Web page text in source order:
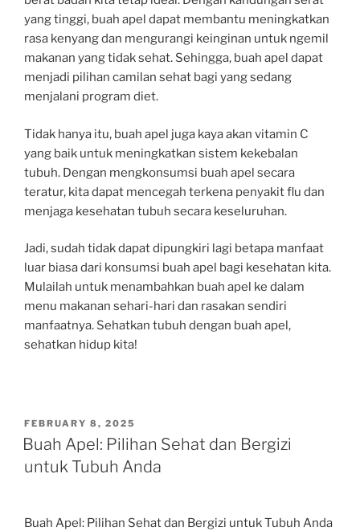
yang tinggi, buah apel dapat membantu meningkatkan
rasa kenyang dan mengurangi keinginan untuk ngemil
makanan yang tidak sehat. Sehingga, buah apel dapat
menjadi pilihan camilan sehat bagi yang sedang
menjalani program diet.
Tidak hanya itu, buah apel juga kaya akan vitamin C
yang baik untuk meningkatkan sistem kekebalan
tubuh. Dengan mengkonsumsi buah apel secara
teratur, kita dapat mencegah terkena penyakit flu dan
menjaga kesehatan tubuh secara keseluruhan.
Jadi, sudah tidak dapat dipungkiri lagi betapa manfaat
luar biasa dari konsumsi buah apel bagi kesehatan kita.
Mulailah untuk menambahkan buah apel ke dalam
menu makanan sehari-hari dan rasakan sendiri
manfaatnya. Sehatkan tubuh dengan buah apel,
sehatkan hidup kita!
POSTED
ON
FEBRUARY 8, 2025
Buah Apel: Pilihan Sehat dan Bergizi
untuk Tubuh Anda
Buah Apel: Pilihan Sehat dan Bergizi untuk Tubuh Anda